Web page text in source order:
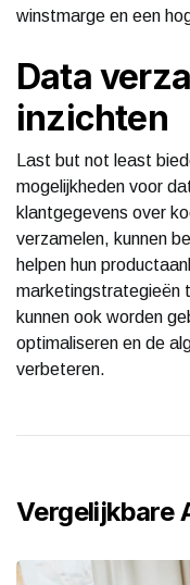
winstmarge en een
Data
inzichten
Last but not least
mogelijkheden voor
klantgegevens over
verzamelen, kunnen
helpen hun
marketingstrategieën
kunnen ook worden
optimaliseren en de
verbeteren.
Vergelijkbare